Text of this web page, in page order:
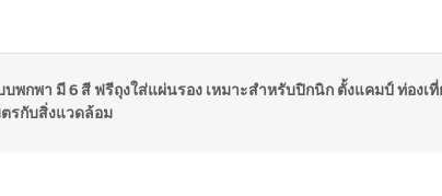
บพกพา มี 6 สี ฟรีถุงใส่แผ่นรอง เหมาะสำหรับปิกนิก ตั้งแคมป์ ท่อง
รกับสิ่งแวดล้อม